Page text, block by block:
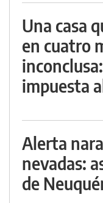
Una casa
en cuatro
impuesta
Alerta
nevadas:
de